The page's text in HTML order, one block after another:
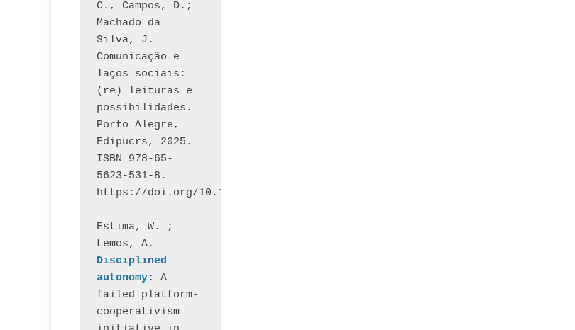
C., Campos, D.;
Machado da
Silva, J.
Comunicação e
laços sociais:
(re) leituras e
possibilidades.
Porto Alegre,
Edipucrs, 2025.
ISBN 978-65-
5623-531-8.
https://doi.org/10.15448/1877.3
Estima, W. ;
Lemos, A.
Disciplined
autonomy: A
failed platform-
cooperativism